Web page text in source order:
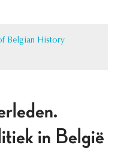
Belgian History
in België